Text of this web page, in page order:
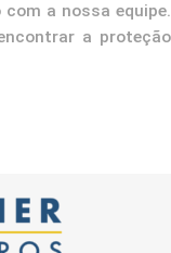
a nossa equipe.
a proteção